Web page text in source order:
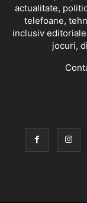
actualitate,
telefoane,
inclusiv
jocuri,